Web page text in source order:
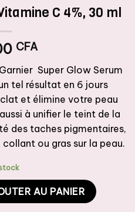
C 4%, 30 ml
CFA
Super Glow Serum
tel résultat en 6 jours
et élimine votre peau
à unifier le teint de la
des taches pigmentaires,
ou gras sur la peau.
Vitamine C 4%, 30 ml
AU PANIER